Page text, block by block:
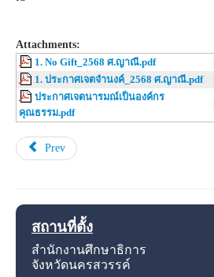
Attachments:
1. No Gift_2568 ศ.ญาณี.pdf
1. ประกาศเจตจำนงค์_2568 ศ.ญาณี.pdf
ประกาศเจตนารมณ์เป็นองค์กร
คุณธรรม.pdf
Prev
สถานที่ตั้ง
สำนักงานศึกษาธิการ
จังหวัดนครสวรรค์